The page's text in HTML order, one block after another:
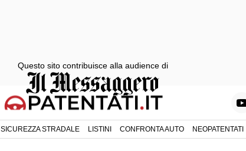
SICUREZZA STRADALE LISTINI CONFRONTA AUTO NEOPATENTATI
Questo sito contribuisce alla audience di